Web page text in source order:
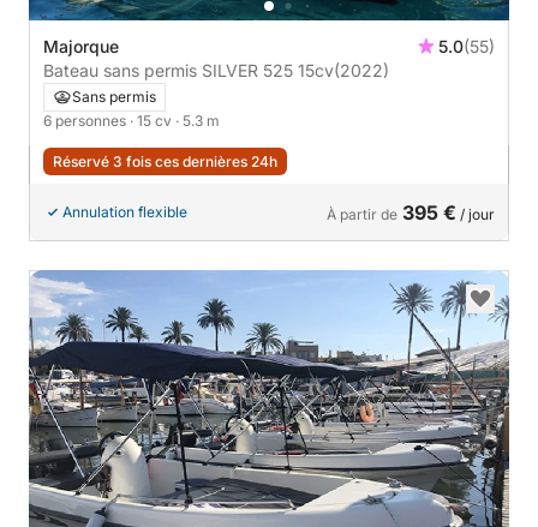
Majorque 5.0(55)
Bateau sans permis SILVER 525 15cv(2022)
Sans permis
6 personnes · 15 cv · 5.3 m
Réservé 3 fois ces dernières 24h
Annulation flexible À partir de 395 € / jour